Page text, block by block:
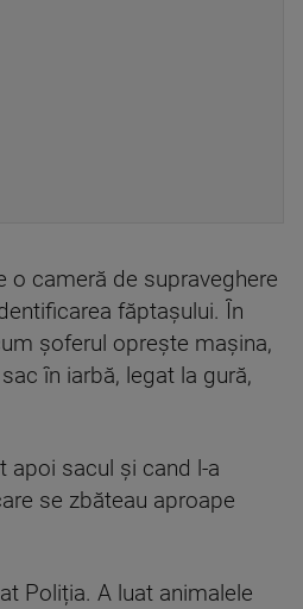
o cameră de supraveghere
făptașului. În
șoferul oprește mașina,
în iarbă, legat la gură,
apoi sacul și cand l-a
se zbăteau aproape
Poliția. A luat animalele